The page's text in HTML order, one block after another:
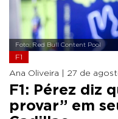
Foto: Red Bull Content Pool
F1
Ana Oliveira | 27 de
F1: Pérez diz
provar” em